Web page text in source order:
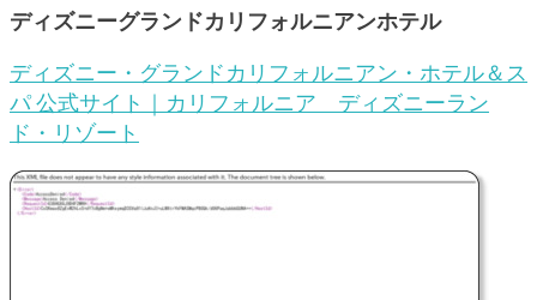
ディズニーグランドカリフォルニアンホテル
ディズニー・グランドカリフォルニアン・ホテル＆ス
パ 公式サイト｜カリフォルニア ディズニーラン
ド・リゾート